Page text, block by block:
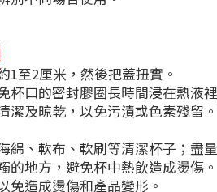
1至2厘米，然後把蓋扭實。
杯口的密封膠圈長時間浸在熱液
潔及晾乾，以免污漬或色素殘留
綿、軟布、軟刷等清潔杯子；盡
的地方，避免杯中熱飲造成燙傷。
免造成燙傷和產品變形。